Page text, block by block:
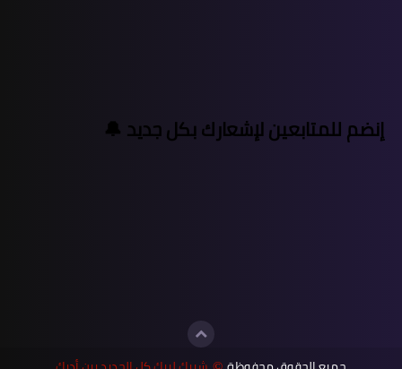
إنضم للمتابعين لإشعارك بكل جديد 🔔